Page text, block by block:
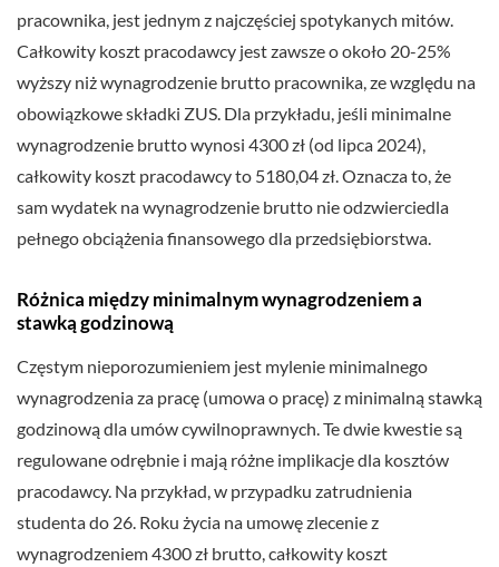
pracownika, jest jednym z najczęściej spotykanych mitów.
Całkowity koszt pracodawcy jest zawsze o około 20-25%
wyższy niż wynagrodzenie brutto pracownika, ze względu na
obowiązkowe składki ZUS. Dla przykładu, jeśli minimalne
wynagrodzenie brutto wynosi 4300 zł (od lipca 2024),
całkowity koszt pracodawcy to 5180,04 zł. Oznacza to, że
sam wydatek na wynagrodzenie brutto nie odzwierciedla
pełnego obciążenia finansowego dla przedsiębiorstwa.
Różnica między minimalnym wynagrodzeniem a
stawką godzinową
Częstym nieporozumieniem jest mylenie minimalnego
wynagrodzenia za pracę (umowa o pracę) z minimalną stawką
godzinową dla umów cywilnoprawnych. Te dwie kwestie są
regulowane odrębnie i mają różne implikacje dla kosztów
pracodawcy. Na przykład, w przypadku zatrudnienia
studenta do 26. Roku życia na umowę zlecenie z
wynagrodzeniem 4300 zł brutto, całkowity koszt